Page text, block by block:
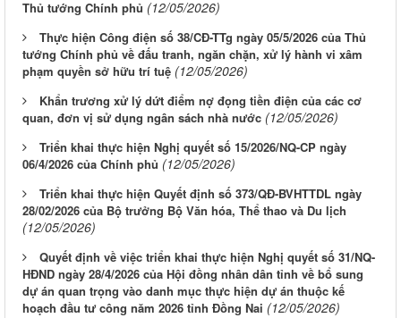
Thủ tướng Chính phủ (12/05/2026)
Thực hiện Công điện số 38/CĐ-TTg ngày 05/5/2026 của Thủ
tướng Chính phủ về đấu tranh, ngăn chặn, xử lý hành vi xâm
phạm quyền sở hữu trí tuệ (12/05/2026)
Khẩn trương xử lý dứt điểm nợ đọng tiền điện của các cơ
quan, đơn vị sử dụng ngân sách nhà nước (12/05/2026)
Triển khai thực hiện Nghị quyết số 15/2026/NQ-CP ngày
06/4/2026 của Chính phủ (12/05/2026)
Triển khai thực hiện Quyết định số 373/QĐ-BVHTTDL ngày
28/02/2026 của Bộ trưởng Bộ Văn hóa, Thể thao và Du lịch
(12/05/2026)
Quyết định về việc triển khai thực hiện Nghị quyết số 31/NQ-
HĐND ngày 28/4/2026 của Hội đồng nhân dân tỉnh về bổ sung
dự án quan trọng vào danh mục thực hiện dự án thuộc kế
hoạch đầu tư công năm 2026 tỉnh Đồng Nai (12/05/2026)